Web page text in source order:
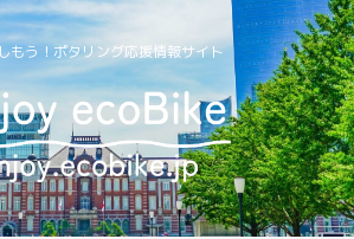
もう！ポタリング応援情報サイト